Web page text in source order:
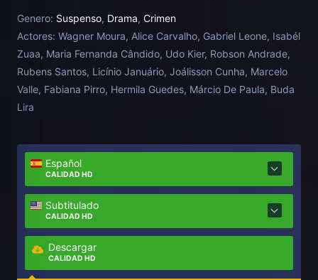
Genero: Suspenso, Drama, Crimen
Actores: Wagner Moura, Alice Carvalho, Gabriel Leone, Isabél
Zuaa, Maria Fernanda Cândido, Udo Kier, Robson Andrade,
Rubens Santos, Licínio Januário, Joálisson Cunha, Marcelo
Valle, Fabiana Pirro, Hermila Guedes, Márcio De Paula, Buda
Lira
Español
CALIDAD HD
Subtitulado
CALIDAD HD
Descargar
CALIDAD HD